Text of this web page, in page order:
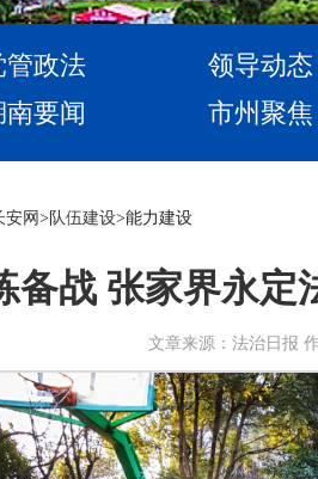
管政法
领导动态
南要闻
市州聚焦
安网 > 队伍建设>能力建设
备战 张家界永定
文章来源：法治日报